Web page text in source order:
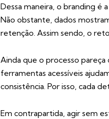
Dessa maneira, o branding é
Não obstante, dados
retenção. Assim sendo, o
Ainda que o processo
ferramentas acessíveis
consistência. Por isso, cada
Em contrapartida, agir sem